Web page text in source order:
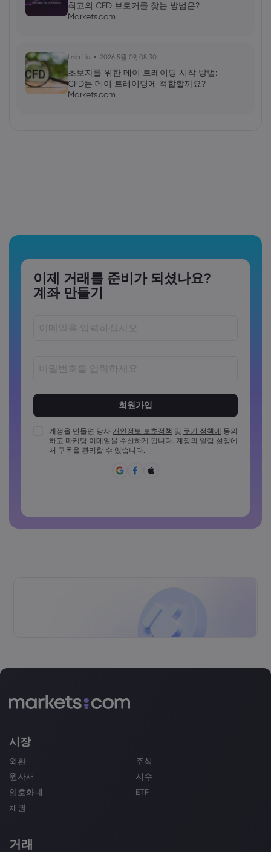
최고의 CFD 브로커를 찾는 방법은? |
Markets.com
Laia Liu 2026 5월 09, 08:30
초보자를 위한 데이 트레이딩 시작 방법:
CFD는 데이 트레이딩에 적합할까요? |
Markets.com
이제 거래를 준비가 되셨나요?
계좌 만들기
비밀번호는 최소 1개의 대문자를 포함해야 합니다
비밀번호는 최소 1개의 소문자를 포함해야 합니다
계정을 만들면 당사 개인정보 보호정책 및 쿠키 정책에 동의
하고 마케팅 이메일을 수신하게 됩니다. 계정의 알림 설정에
서 구독을 관리할 수 있습니다.
시장
외환
주식
원자재
지수
암호화폐
ETF
채권
거래